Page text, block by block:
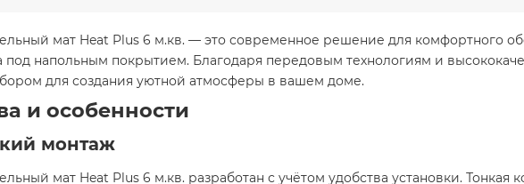
мат Heat Plus 6 м.кв. — это современное решение для комфортного
под напольным покрытием. Благодаря передовым технологиям и
для создания уютной атмосферы в вашем доме.​
и особенности
монтаж
мат Heat Plus 6 м.кв. разработан с учётом удобства установки. Тонкая